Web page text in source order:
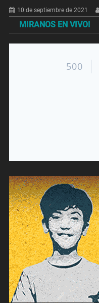
10 de septiembre de 2021
MIRANOS EN VIVO!